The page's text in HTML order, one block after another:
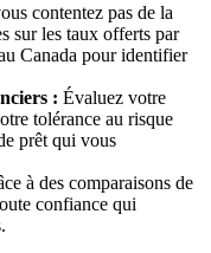
contentez pas de la
sur les taux offerts par
Canada pour identifier
: Évaluez votre
tolérance au risque
prêt qui vous
à des comparaisons de
confiance qui